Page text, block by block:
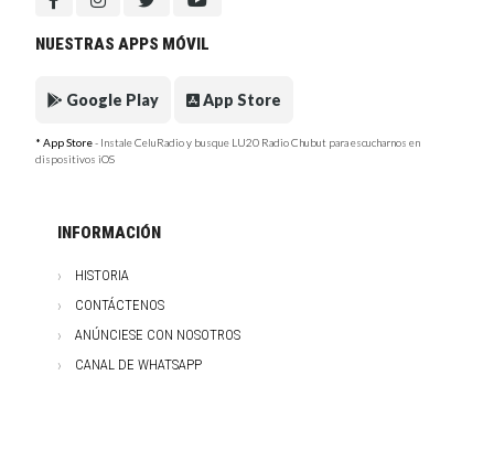
NUESTRAS APPS MÓVIL
Google Play App Store
* App Store- Instale CeluRadio y busque LU20 Radio Chubut para escucharnos en
dispositivos iOS
INFORMACIÓN
HISTORIA
CONTÁCTENOS
ANÚNCIESE CON NOSOTROS
CANAL DE WHATSAPP